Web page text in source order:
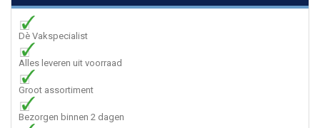
Dè Vakspecialist
Alles leveren uit voorraad
Groot assortiment
Bezorgen binnen 2 dagen